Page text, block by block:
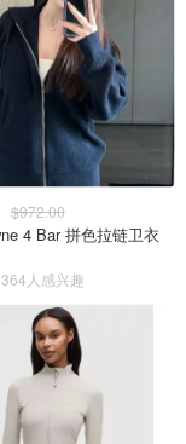
$972.00
Thom Browne 4 Bar 拼色拉链卫衣
364人感兴趣